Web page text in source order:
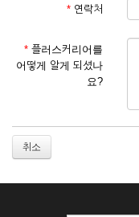
① 서비스 이용계약
를 심사, 승낙함으로
차를 밟을 수 있습니다.
② 회원가입시 입력한
의 ID가 발급됩니다.
거절하거나 취소할
2. 개인정보를 허위로
3. 경쟁 관게에 있는
* 연락처
* 플러스커리어를
어떻게 알게 되셨나
요?
취소